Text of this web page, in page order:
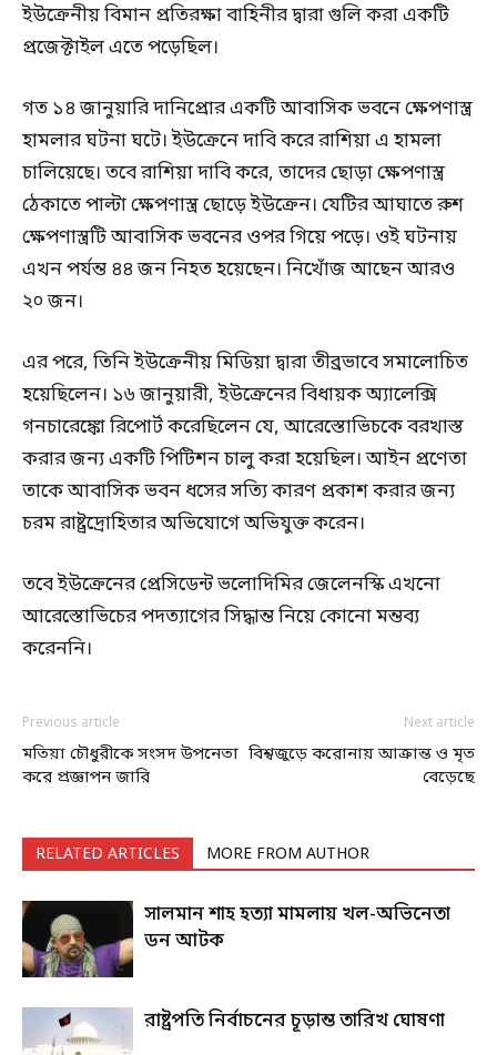
ইউক্রেনীয় বিমান প্রতিরক্ষা বাহিনীর দ্বারা গুলি করা একটি
প্রজেক্টাইল এতে পড়েছিল।
গত ১৪ জানুয়ারি দানিপ্রোর একটি আবাসিক ভবনে ক্ষেপণাস্ত্র
হামলার ঘটনা ঘটে। ইউক্রেনে দাবি করে রাশিয়া এ হামলা
চালিয়েছে। তবে রাশিয়া দাবি করে, তাদের ছোড়া ক্ষেপণাস্ত্র
ঠেকাতে পাল্টা ক্ষেপণাস্ত্র ছোড়ে ইউক্রেন। যেটির আঘাতে রুশ
ক্ষেপণাস্ত্রটি আবাসিক ভবনের ওপর গিয়ে পড়ে। ওই ঘটনায়
এখন পর্যন্ত ৪৪ জন নিহত হয়েছেন। নিখোঁজ আছেন আরও
২০ জন।
এর পরে, তিনি ইউক্রেনীয় মিডিয়া দ্বারা তীব্রভাবে সমালোচিত
হয়েছিলেন। ১৬ জানুয়ারী, ইউক্রেনের বিধায়ক অ্যালেক্সি
গনচারেঙ্কো রিপোর্ট করেছিলেন যে, আরেস্তোভিচকে বরখাস্ত
করার জন্য একটি পিটিশন চালু করা হয়েছিল। আইন প্রণেতা
তাকে আবাসিক ভবন ধসের সত্যি কারণ প্রকাশ করার জন্য
চরম রাষ্ট্রদ্রোহিতার অভিযোগে অভিযুক্ত করেন।
তবে ইউক্রেনের প্রেসিডেন্ট ভলোদিমির জেলেনস্কি এখনো
আরেস্তোভিচের পদত্যাগের সিদ্ধান্ত নিয়ে কোনো মন্তব্য
করেননি।
Previous article
মতিয়া চৌধুরীকে সংসদ উপনেতা
করে প্রজ্ঞাপন জারি
Next article
বিশ্বজুড়ে করোনায় আক্রান্ত ও মৃত
বেড়েছে
RELATED ARTICLES MORE FROM AUTHOR
সালমান শাহ হত্যা মামলায় খল-অভিনেতা
ডন আটক
রাষ্ট্রপতি নির্বাচনের চূড়ান্ত তারিখ ঘোষণা